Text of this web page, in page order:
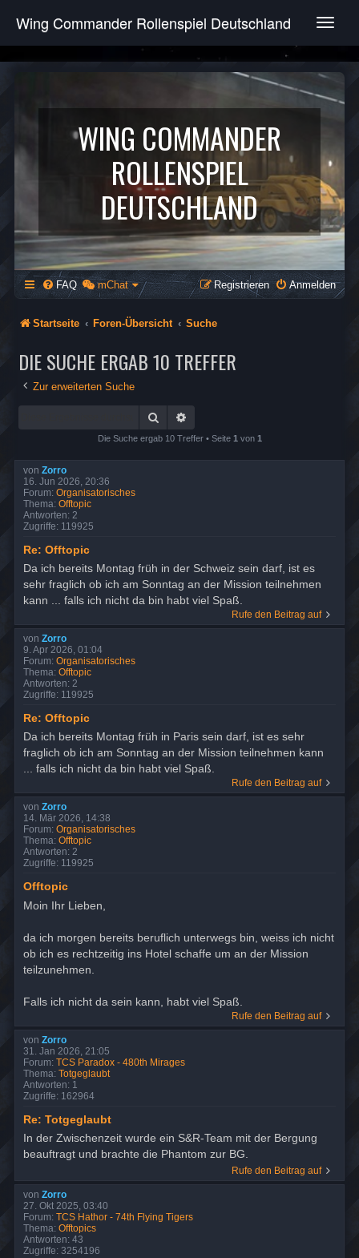
T
g
e
v
g
a
t
i
o
n
Wing Commander Rollenspiel Deutschland
WING COMMANDER
ROLLENSPIEL
DEUTSCHLAND
FAQ mChat Anmelden
Registrieren
Startseite Foren-Übersicht Suche
DIE SUCHE ERGAB 10 TREFFER
Zur erweiterten Suche
Suche
Die Suche ergab 10 Treffer • Seite 1 von 1
von Zorro
16. Jun 2026, 20:36
Forum: Organisatorisches
Thema: Offtopic
Antworten: 2
Zugriffe: 119925
Re: Offtopic
Da ich bereits Montag früh in der Schweiz sein darf, ist es
sehr fraglich ob ich am Sonntag an der Mission teilnehmen
kann ... falls ich nicht da bin habt viel Spaß.
Rufe den Beitrag auf
von Zorro
9. Apr 2026, 01:04
Forum: Organisatorisches
Thema: Offtopic
Antworten: 2
Zugriffe: 119925
Re: Offtopic
Da ich bereits Montag früh in Paris sein darf, ist es sehr
fraglich ob ich am Sonntag an der Mission teilnehmen kann
... falls ich nicht da bin habt viel Spaß.
Rufe den Beitrag auf
von Zorro
14. Mär 2026, 14:38
Forum: Organisatorisches
Thema: Offtopic
Antworten: 2
Zugriffe: 119925
Offtopic
Moin Ihr Lieben,
da ich morgen bereits beruflich unterwegs bin, weiss ich nicht
ob ich es rechtzeitig ins Hotel schaffe um an der Mission
teilzunehmen.
Falls ich nicht da sein kann, habt viel Spaß.
Rufe den Beitrag auf
von Zorro
31. Jan 2026, 21:05
Forum: TCS Paradox - 480th Mirages
Thema: Totgeglaubt
Antworten: 1
Zugriffe: 162964
Re: Totgeglaubt
In der Zwischenzeit wurde ein S&R-Team mit der Bergung
beauftragt und brachte die Phantom zur BG.
Rufe den Beitrag auf
von Zorro
27. Okt 2025, 03:40
Forum: TCS Hathor - 74th Flying Tigers
Thema: Offtopics
Antworten: 43
Zugriffe: 3254196